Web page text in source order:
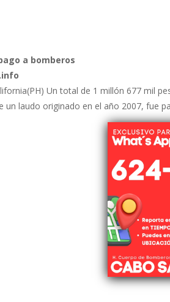
a bomberos
Un total de 1 millón 677 mil
un laudo originado en el año 2007, fue